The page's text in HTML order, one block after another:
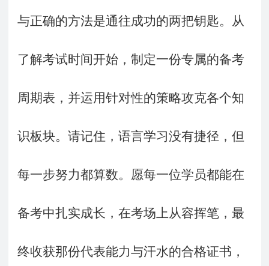
与正确的方法是通往成功的两把钥匙。从
了解考试时间开始，制定一份专属的备考
周期表，并运用针对性的策略攻克各个知
识板块。请记住，语言学习没有捷径，但
每一步努力都算数。愿每一位学员都能在
备考中扎实成长，在考场上从容挥笔，最
终收获那份代表能力与汗水的合格证书，